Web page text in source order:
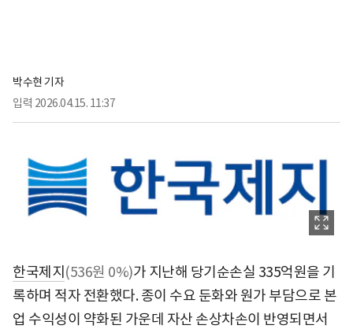
박수현 기자
입력 2026.04.15. 11:37
한국제지 (536원 0%)가 지난해 당기순손실 335억원을 기
록하며 적자 전환했다. 종이 수요 둔화와 원가 부담으로 본
업 수익성이 약화된 가운데 자산 손상차손이 반영되면서